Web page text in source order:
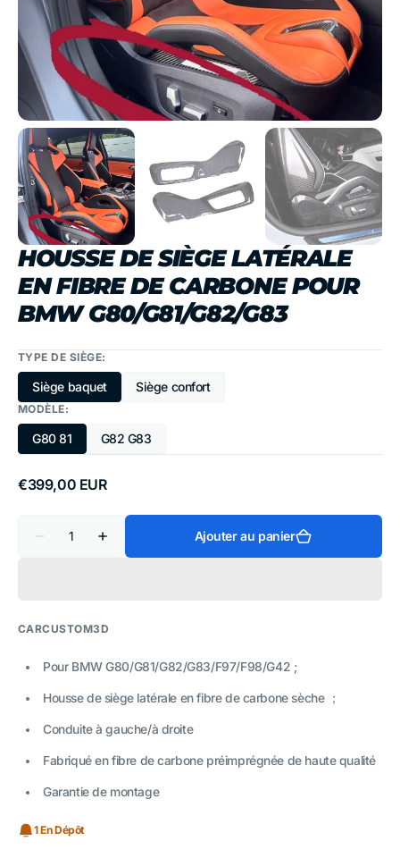
dans
la
vue
de
la
galerie
HOUSSE DE SIÈGE LATÉRALE
EN FIBRE DE CARBONE POUR
BMW G80/G81/G82/G83
TYPE DE SIÈGE:
Siège baquet
Variante
ou
indisponible
Siège confort
Variante
MODÈLE:
G80 81Variante
ou
indisponible
G82 G83
Variante
Prix
€399,00 EUR
Réduire
siège
latérale
fibre
de
pour
G80/G81/G82/G83
Augmenter
siège
latérale
fibre
de
pour
G80/G81/G82/G83
Ajouter au panier
CARCUSTOM3D
Pour BMW G80/G81/G82/G83/F97/F98/G42 ;
Housse de siège latérale en fibre de carbone sèche ；
Conduite à gauche/à droite
Fabriqué en fibre de carbone préimprégnée de haute qualité
Garantie de montage
1 En Dépôt